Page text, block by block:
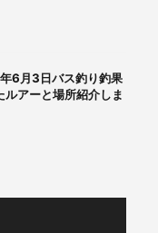
6月3日バス釣り釣果
アーと場所紹介しま